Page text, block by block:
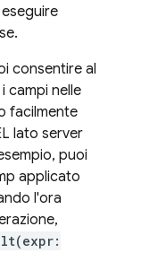
consentire al
campi nelle
facilmente
lato server
puoi
applicato
l'ora